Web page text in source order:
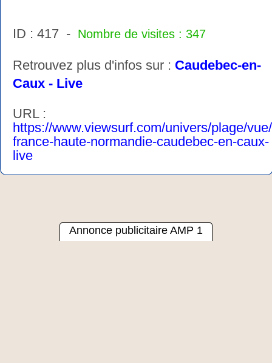
ID : 417 - Nombre de visites : 347
Retrouvez plus d'infos sur : Caudebec-en-
Caux - Live
URL :
https://www.viewsurf.com/univers/plage/
france-haute-normandie-caudebec-en-caux-
live
Annonce publicitaire AMP 1